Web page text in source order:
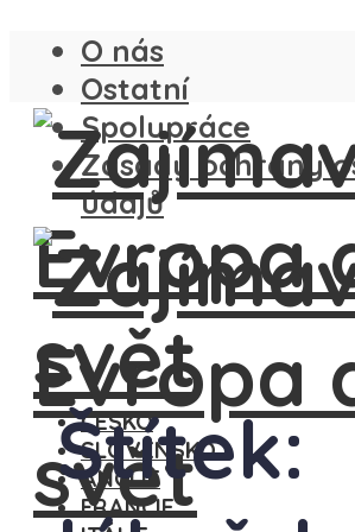
O nás
Ostatní
Spolupráce
Zásady ochrany
údajů
ČESKO
SLOVENSKO
ANGLIE
FRANCIE
Štítek: